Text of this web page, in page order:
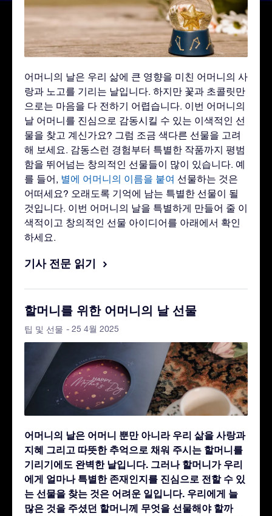
어머니의 날은 우리 삶에 큰 영향을 미친 어머니의 사
랑과 노고를 기리는 날입니다. 하지만 꽃과 초콜릿만
으로는 마음을 다 전하기 어렵습니다. 이번 어머니의
날 어머니를 진심으로 감동시킬 수 있는 이색적인 선
물을 찾고 계신가요? 그럼 조금 색다른 선물을 고려
해 보세요. 감동스런 경험부터 특별한 작품까지 평범
함을 뛰어넘는 창의적인 선물들이 많이 있습니다. 예
를 들어, 별에 어머니의 이름을 붙여 선물하는 것은
어떠세요? 오래도록 기억에 남는 특별한 선물이 될
것입니다. 이번 어머니의 날을 특별하게 만들어 줄 이
색적이고 창의적인 선물 아이디어를 아래에서 확인
하세요.
기사 전문 읽기
할머니를 위한 어머니의 날 선물
팁 및 선물 - 25 4월 2025
어머니의 날은 어머니 뿐만 아니라 우리 삶을 사랑과
지혜 그리고 따뜻한 추억으로 채워 주시는 할머니를
기리기에도 완벽한 날입니다. 그러나 할머니가 우리
에게 얼마나 특별한 존재인지를 진심으로 전할 수 있
는 선물을 찾는 것은 어려운 일입니다. 우리에게 늘
많은 것을 주셨던 할머니께 무엇을 선물해야 할까